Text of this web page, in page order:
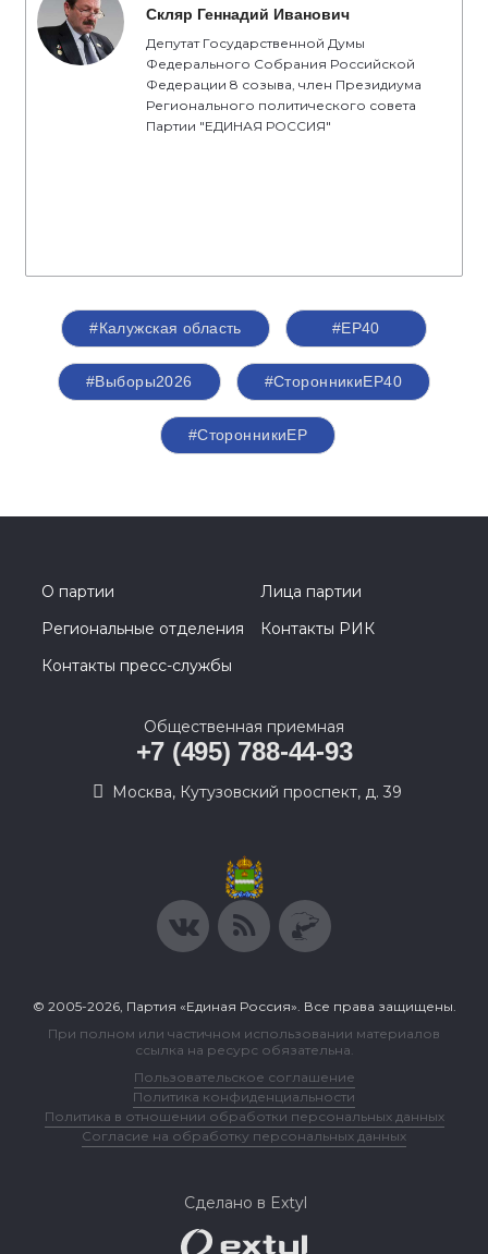
Скляр Геннадий Иванович
Депутат Государственной Думы
Федерального Собрания Российской
Федерации 8 созыва, член Президиума
Регионального политического совета
Партии "ЕДИНАЯ РОССИЯ"
#Калужская область #ЕР40
#Выборы2026 #СторонникиЕР40
#СторонникиЕР
О партии
Лица партии
Региональные отделения
Контакты РИК
Контакты пресс-службы
Общественная приемная
+7 (495) 788-44-93
Москва, Кутузовский проспект, д. 39
© 2005-2026, Партия «Единая Россия». Все права защищены.
При полном или частичном использовании материалов
ссылка на ресурс обязательна.
Пользовательское соглашение
Политика конфиденциальности
Политика в отношении обработки персональных данных
Согласие на обработку персональных данных
Сделано в Extyl